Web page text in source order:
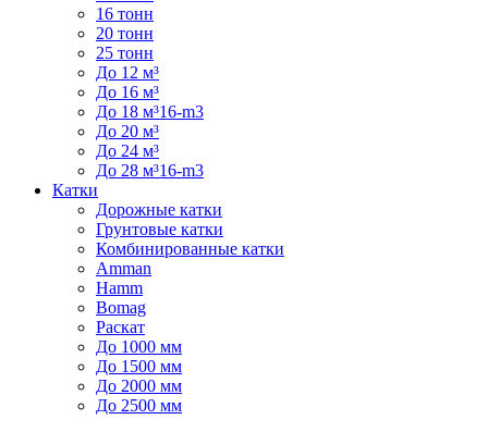
16 тонн
20 тонн
25 тонн
До 12 м³
До 16 м³
До 18 м³16-m3
До 20 м³
До 24 м³
До 28 м³16-m3
Катки
Дорожные катки
Грунтовые катки
Комбинированные катки
Amman
Hamm
Bomag
Раскат
До 1000 мм
До 1500 мм
До 2000 мм
До 2500 мм